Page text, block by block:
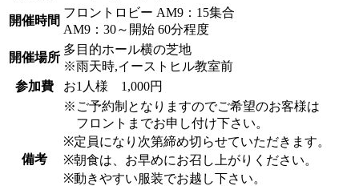
開催時間
フロントロビー AM9：15集合
AM9：30～開始 60分程度
開催場所
多目的ホール横の芝地
※雨天時,イーストヒル教室前
参加費
お1人様 1,000円
備考
※ご予約制となりますのでご希望のお客様は
フロントまでお申し付け下さい。
※定員になり次第締め切らせていただきます。
※朝食は、お早めにお召し上がりください。
※動きやすい服装でお越し下さい。